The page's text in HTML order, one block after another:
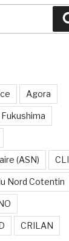
Agora
(ASN) CLI
Nord Cotentin
CRILAN